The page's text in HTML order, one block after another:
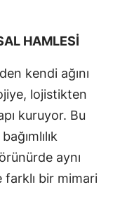
HAMLESİ
kendi ağını
lojistikten
kuruyor. Bu
aynı
bir mimari